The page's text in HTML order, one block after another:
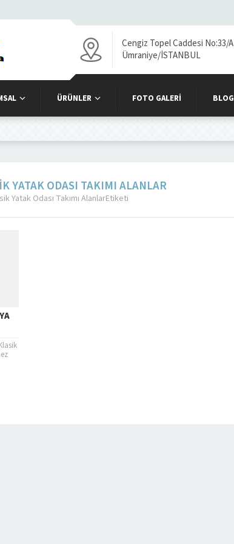
Cengiz Topel Caddesi No:33/A
Ümraniye/İSTANBUL
ÜRÜNLER FOTO GALERI BLOG
YATAK ODASI TAKIMI ALANLAR
Yatak Odası Takımı AlanlarEtiketi